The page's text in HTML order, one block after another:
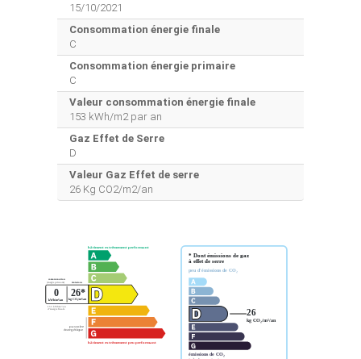
15/10/2021
Consommation énergie finale
C
Consommation énergie primaire
C
Valeur consommation énergie finale
153 kWh/m2 par an
Gaz Effet de Serre
D
Valeur Gaz Effet de serre
26 Kg CO2/m2/an